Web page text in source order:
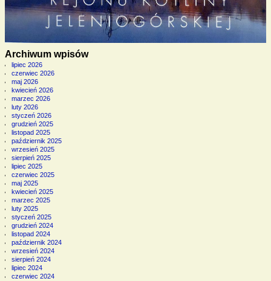
Archiwum wpisów
lipiec 2026
czerwiec 2026
maj 2026
kwiecień 2026
marzec 2026
luty 2026
styczeń 2026
grudzień 2025
listopad 2025
październik 2025
wrzesień 2025
sierpień 2025
lipiec 2025
czerwiec 2025
maj 2025
kwiecień 2025
marzec 2025
luty 2025
styczeń 2025
grudzień 2024
listopad 2024
październik 2024
wrzesień 2024
sierpień 2024
lipiec 2024
czerwiec 2024